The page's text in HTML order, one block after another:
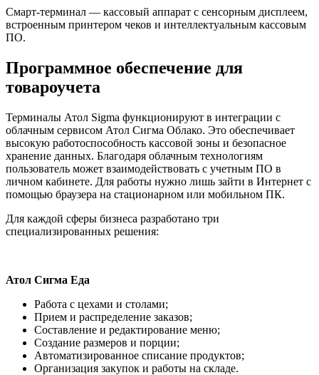
Смарт-терминал — кассовый аппарат с сенсорным дисплеем,
встроенным принтером чеков и интеллектуальным кассовым
ПО.
Программное обеспечение для
товароучета
Терминалы Атол Sigma функционируют в интеграции с
облачным сервисом Атол Сигма Облако. Это обеспечивает
высокую работоспособность кассовой зоны и безопасное
хранение данных. Благодаря облачным технологиям
пользователь может взаимодействовать с учетным ПО в
личном кабинете. Для работы нужно лишь зайти в Интернет с
помощью браузера на стационарном или мобильном ПК.
Для каждой сферы бизнеса разработано три
специализированных решения:
Атол Сигма Еда
Работа с цехами и столами;
Прием и распределение заказов;
Составление и редактирование меню;
Создание размеров и порции;
Автоматизированное списание продуктов;
Организация закупок и работы на складе.